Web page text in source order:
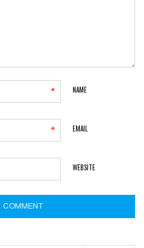
NAME
*
EMAIL
*
WEBSITE